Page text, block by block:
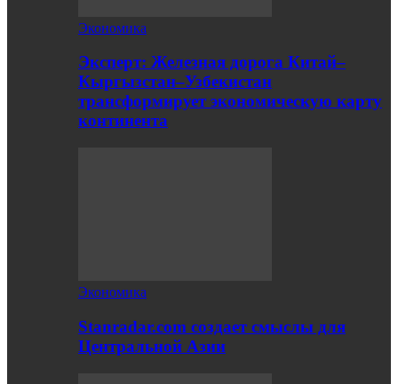
Экономика
Эксперт: Железная дорога Китай–
Кыргызстан–Узбекистан
трансформирует экономическую карту
континента
Экономика
Stanradar.com создает смыслы для
Центральной Азии